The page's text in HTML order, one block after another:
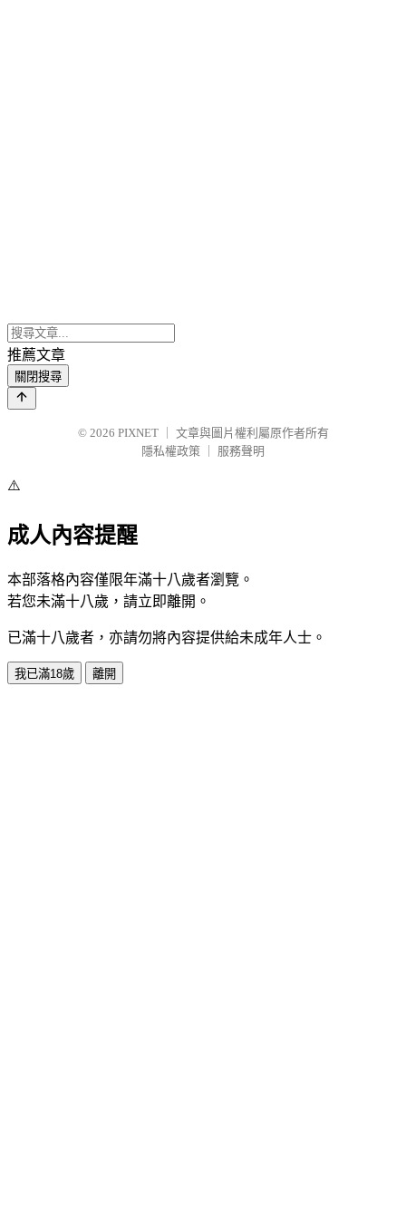
推薦文章
關閉搜尋
© 2026 PIXNET
文章與圖片權利屬原作者所有
隱私權政策
服務聲明
⚠️
成人內容提醒
本部落格內容僅限年滿十八歲者瀏覽。
若您未滿十八歲，請立即離開。
已滿十八歲者，亦請勿將內容提供給未成年人士。
我已滿18歲 離開